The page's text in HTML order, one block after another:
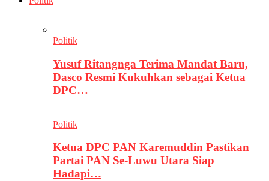
Politik
Yusuf Ritangnga Terima Mandat Baru,
Dasco Resmi Kukuhkan sebagai Ketua
DPC…
Politik
Ketua DPC PAN Karemuddin Pastikan
Partai PAN Se-Luwu Utara Siap
Hadapi…